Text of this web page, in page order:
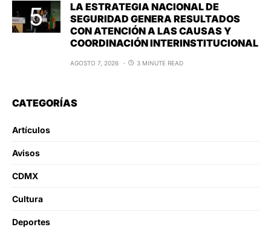
LA ESTRATEGIA NACIONAL DE
SEGURIDAD GENERA RESULTADOS
CON ATENCIÓN A LAS CAUSAS Y
COORDINACIÓN INTERINSTITUCIONAL
AGOSTO 7, 2026 3 MINUTE READ
CATEGORÍAS
Artículos
Avisos
CDMX
Cultura
Deportes